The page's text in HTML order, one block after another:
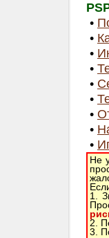
•
•
•
•
•
•
•
•
•
Не
1.
2.
3.